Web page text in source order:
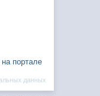
портале
данных